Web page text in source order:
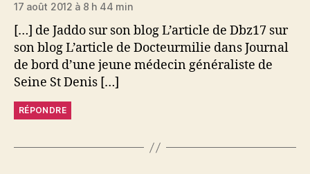
17 août 2012 à 8 h 44 min
[…] de Jaddo sur son blog L’article de Dbz17 sur
son blog L’article de Docteurmilie dans Journal
de bord d’une jeune médecin généraliste de
Seine St Denis […]
RÉPONDRE